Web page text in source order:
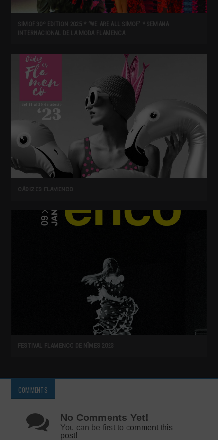
SIMOF 30º EDITION 2025 * ‘WE ARE ALL SIMOF’ * SEMANA
INTERNACIONAL DE LA MODA FLAMENCA
CÁDIZ ES FLAMENCO
FESTIVAL FLAMENCO DE NÎMES 2023
COMMENTS
No Comments Yet!
You can be first to comment this
post!